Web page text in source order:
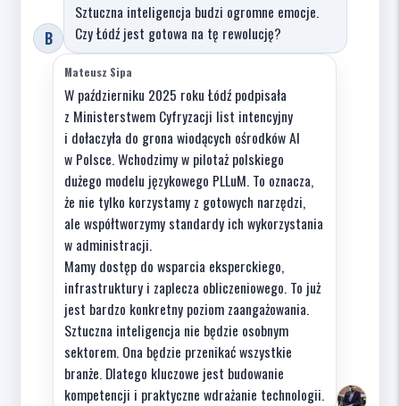
B
Sztuczna inteligencja budzi ogromne emocje.
Czy Łódź jest gotowa na tę rewolucję?
Mateusz Sipa
W październiku 2025 roku Łódź podpisała
z Ministerstwem Cyfryzacji list intencyjny
i dołaczyła do grona wiodących ośrodków AI
w Polsce. Wchodzimy w pilotaż polskiego
dużego modelu językowego PLLuM. To oznacza,
że nie tylko korzystamy z gotowych narzędzi,
ale współtworzymy standardy ich wykorzystania
w administracji.
Mamy dostęp do wsparcia eksperckiego,
infrastruktury i zaplecza obliczeniowego. To już
jest bardzo konkretny poziom zaangażowania.
Sztuczna inteligencja nie będzie osobnym
sektorem. Ona będzie przenikać wszystkie
branże. Dlatego kluczowe jest budowanie
kompetencji i praktyczne wdrażanie technologii.